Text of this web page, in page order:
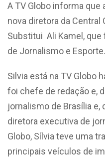
A TV Globo informa que
nova diretora da Central
Substitui Ali Kamel, que
de Jornalismo e Esporte.
Silvia está na TV Globo
foi chefe de redação e,
jornalismo de Brasília e,
diretora executiva de
Globo, Sílvia teve uma
principais veículos de